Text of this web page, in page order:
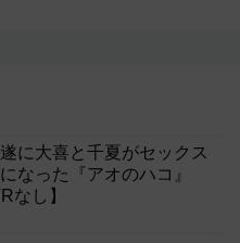
遂に大喜と千夏がセックス
なった『アオのハコ』
なし】